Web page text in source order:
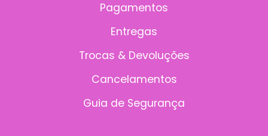
Pagamentos
Entregas
Trocas & Devoluções
Cancelamentos
Guia de Segurança